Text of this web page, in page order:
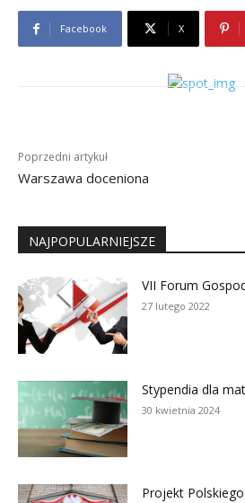
Facebook X
Poprzedni artykuł
Warszawa doceniona
NAJPOPULARNIEJSZE
VII Forum
27 lutego 2022
Stypendia dla
30 kwietnia 2024
Projekt